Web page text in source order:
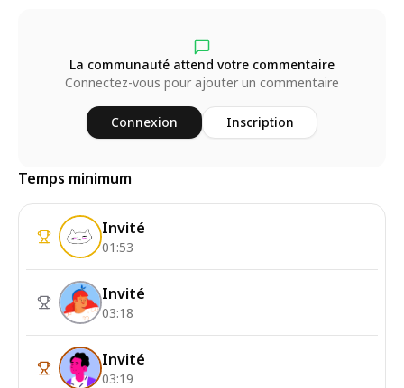
La communauté attend votre commentaire
Connectez-vous pour ajouter un commentaire
Connexion Inscription
Temps minimum
Invité
01:53
Invité
03:18
Invité
03:19